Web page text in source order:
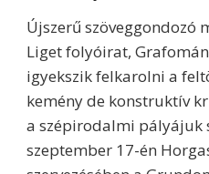
Újszerű szöveggondozó
Liget folyóirat,
igyekszik felkarolni a
kemény de konstruktív
a szépirodalmi pályájuk
szeptember 17-én